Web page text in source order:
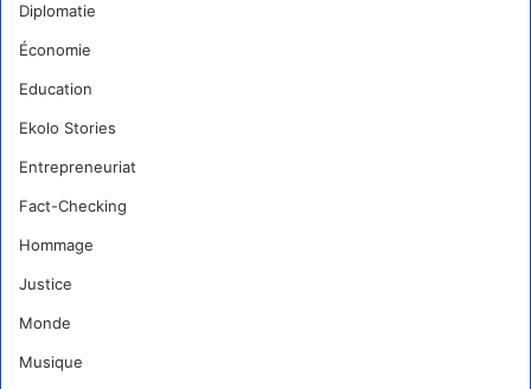
Diplomatie
Économie
Education
Ekolo Stories
Entrepreneuriat
Fact-Checking
Hommage
Justice
Monde
Musique